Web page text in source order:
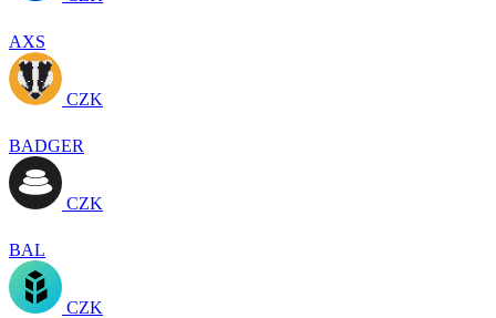
AXS
CZK
BADGER
CZK
BAL
CZK